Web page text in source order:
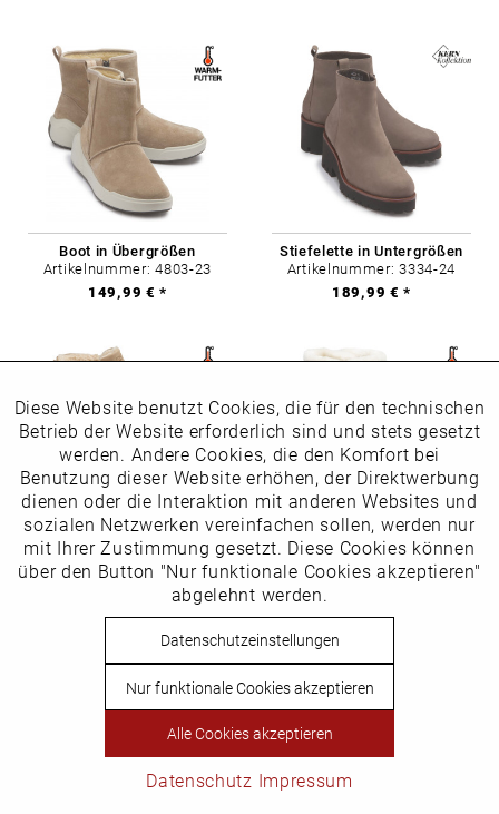
Boot in Übergrößen
Artikelnummer: 4803-23
149,99 € *
Stiefelette in Untergrößen
Artikelnummer: 3334-24
189,99 € *
Stiefelette in Übergrößen
Artikelnummer: 3603-25
Stiefelette in Übergrößen
Artikelnummer: 3517-24
Funktionale Aktiv
Marketing Inaktiv
Tracking Inaktiv
Inaktiv
Diese Website benutzt Cookies, die für den technischen
Betrieb der Website erforderlich sind und stets gesetzt
werden. Andere Cookies, die den Komfort bei
Benutzung dieser Website erhöhen, der Direktwerbung
dienen oder die Interaktion mit anderen Websites und
sozialen Netzwerken vereinfachen sollen, werden nur
mit Ihrer Zustimmung gesetzt. Diese Cookies können
über den Button "Nur funktionale Cookies akzeptieren"
abgelehnt werden.
Datenschutzeinstellungen
Nur funktionale Cookies akzeptieren
Alle Cookies akzeptieren
Datenschutz Impressum